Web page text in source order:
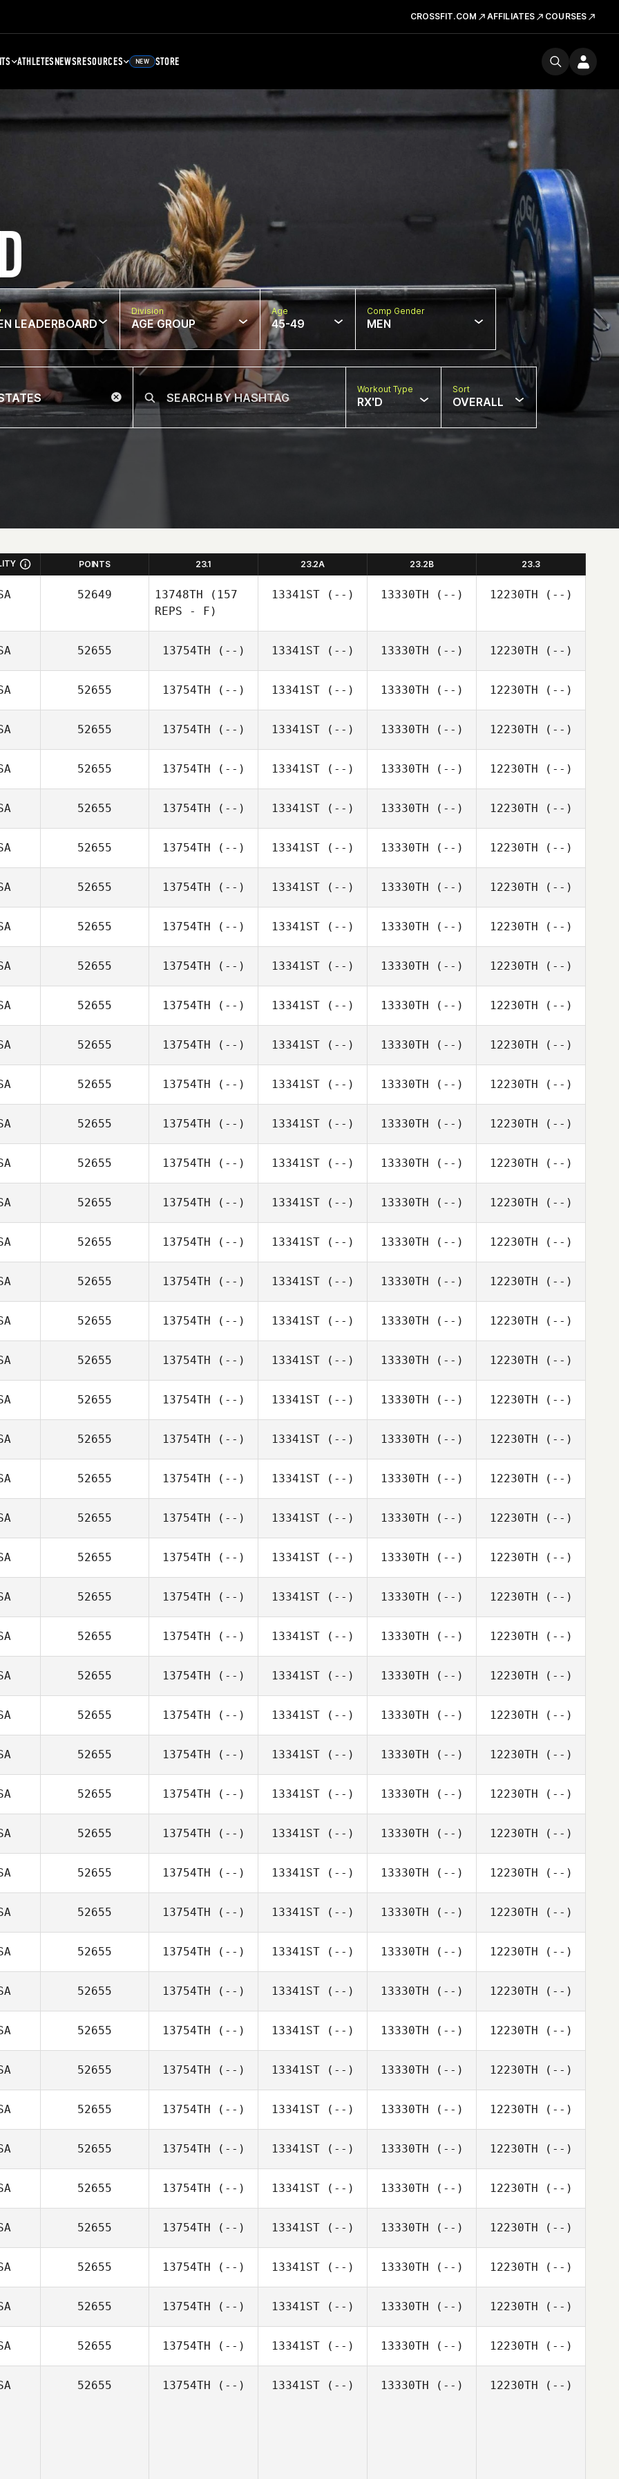
CROSSFIT.COM AFFILIATES COURSES
ATHLETESNEWSRESOURCES NEW STORE
LEADERBOARD
Division
AGE GROUP
Age
45-49
Comp Gender
MEN
Workout Type
RX'D
Sort
OVERALL
POINTS 23.1 23.2A 23.2B 23.3
52649 13748TH (157
REPS - F)
13341ST(--) 13330TH (--) 12230TH (--)
52655 13754TH (--) 13341ST(--) 13330TH (--) 12230TH (--)
52655 13754TH (--) 13341ST(--) 13330TH (--) 12230TH (--)
52655 13754TH (--) 13341ST(--) 13330TH (--) 12230TH (--)
52655 13754TH (--) 13341ST(--) 13330TH (--) 12230TH (--)
52655 13754TH (--) 13341ST(--) 13330TH (--) 12230TH (--)
52655 13754TH (--) 13341ST(--) 13330TH (--) 12230TH (--)
52655 13754TH (--) 13341ST(--) 13330TH (--) 12230TH (--)
52655 13754TH (--) 13341ST(--) 13330TH (--) 12230TH (--)
52655 13754TH (--) 13341ST(--) 13330TH (--) 12230TH (--)
52655 13754TH (--) 13341ST(--) 13330TH (--) 12230TH (--)
52655 13754TH (--) 13341ST(--) 13330TH (--) 12230TH (--)
52655 13754TH (--) 13341ST(--) 13330TH (--) 12230TH (--)
52655 13754TH (--) 13341ST(--) 13330TH (--) 12230TH (--)
52655 13754TH (--) 13341ST(--) 13330TH (--) 12230TH (--)
52655 13754TH (--) 13341ST(--) 13330TH (--) 12230TH (--)
52655 13754TH (--) 13341ST(--) 13330TH (--) 12230TH (--)
52655 13754TH (--) 13341ST(--) 13330TH (--) 12230TH (--)
52655 13754TH (--) 13341ST(--) 13330TH (--) 12230TH (--)
52655 13754TH (--) 13341ST(--) 13330TH (--) 12230TH (--)
52655 13754TH (--) 13341ST(--) 13330TH (--) 12230TH (--)
52655 13754TH (--) 13341ST(--) 13330TH (--) 12230TH (--)
52655 13754TH (--) 13341ST(--) 13330TH (--) 12230TH (--)
52655 13754TH (--) 13341ST(--) 13330TH (--) 12230TH (--)
52655 13754TH (--) 13341ST(--) 13330TH (--) 12230TH (--)
52655 13754TH (--) 13341ST(--) 13330TH (--) 12230TH (--)
52655 13754TH (--) 13341ST(--) 13330TH (--) 12230TH (--)
52655 13754TH (--) 13341ST(--) 13330TH (--) 12230TH (--)
52655 13754TH (--) 13341ST(--) 13330TH (--) 12230TH (--)
52655 13754TH (--) 13341ST(--) 13330TH (--) 12230TH (--)
52655 13754TH (--) 13341ST(--) 13330TH (--) 12230TH (--)
52655 13754TH (--) 13341ST(--) 13330TH (--) 12230TH (--)
52655 13754TH (--) 13341ST(--) 13330TH (--) 12230TH (--)
52655 13754TH (--) 13341ST(--) 13330TH (--) 12230TH (--)
52655 13754TH (--) 13341ST(--) 13330TH (--) 12230TH (--)
52655 13754TH (--) 13341ST(--) 13330TH (--) 12230TH (--)
52655 13754TH (--) 13341ST(--) 13330TH (--) 12230TH (--)
52655 13754TH (--) 13341ST(--) 13330TH (--) 12230TH (--)
52655 13754TH (--) 13341ST(--) 13330TH (--) 12230TH (--)
52655 13754TH (--) 13341ST(--) 13330TH (--) 12230TH (--)
52655 13754TH (--) 13341ST(--) 13330TH (--) 12230TH (--)
52655 13754TH (--) 13341ST(--) 13330TH (--) 12230TH (--)
52655 13754TH (--) 13341ST(--) 13330TH (--) 12230TH (--)
52655 13754TH (--) 13341ST(--) 13330TH (--) 12230TH (--)
52655 13754TH (--) 13341ST(--) 13330TH (--) 12230TH (--)
52655 13754TH (--) 13341ST(--) 13330TH (--) 12230TH (--)